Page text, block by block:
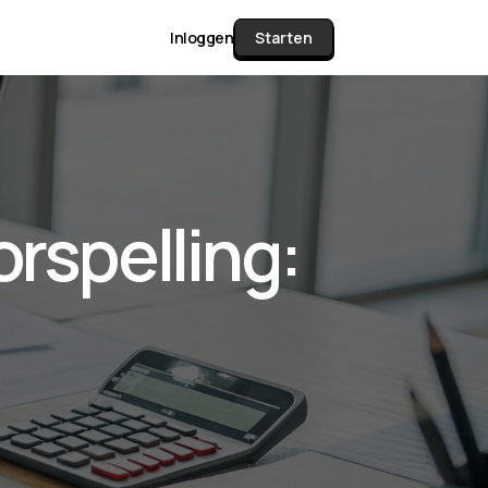
Matrix
alle pakketten en mogelijkheden
documenten verzamelen en facturen
tot controleren, boeken, bank
Inloggen Starten